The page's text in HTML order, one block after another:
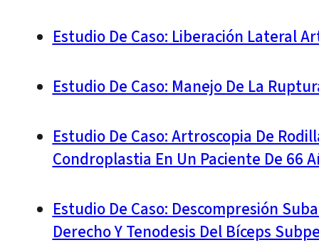
Estudio De Caso: Liberación Lateral
Estudio De Caso: Manejo De La
Estudio De Caso: Artroscopia De
Condroplastia En Un Paciente De 66
Estudio De Caso: Descompresión
Derecho Y Tenodesis Del Bíceps